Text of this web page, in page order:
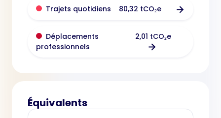
Trajets quotidiens 80,32 tCO₂e
Déplacements
professionnels
2,01 tCO₂e
Équivalents